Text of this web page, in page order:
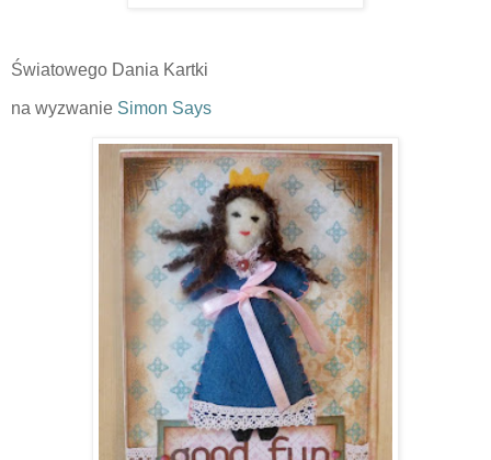
Światowego Dania Kartki
na wyzwanie Simon Says